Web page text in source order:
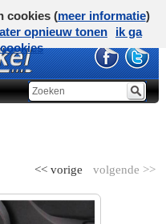
volgende >>
<< vorige
cookies (meer informatie)
opnieuw tonen
ik ga